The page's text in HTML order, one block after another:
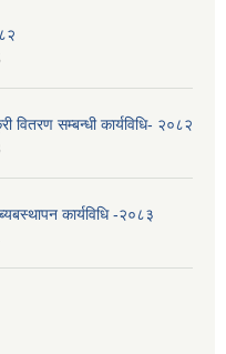
वितरण सम्बन्धी कार्यविधि- २०८२
कार्यविधि -२०८३